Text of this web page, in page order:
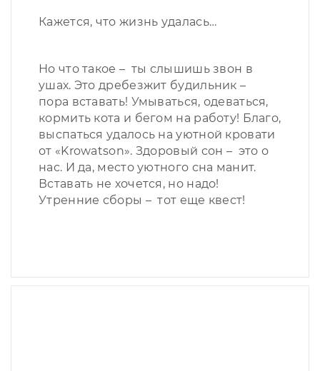
Кажется, что жизнь удалась…
Но что такое – ты слышишь звон в
ушах. Это дребезжит будильник –
пора вставать! Умываться, одеваться,
кормить кота и бегом на работу! Благо,
выспаться удалось на уютной кровати
от «Krowatson». Здоровый сон – это о
нас. И да, место уютного сна манит.
Вставать не хочется, но надо!
Утренние сборы – тот еще квест!